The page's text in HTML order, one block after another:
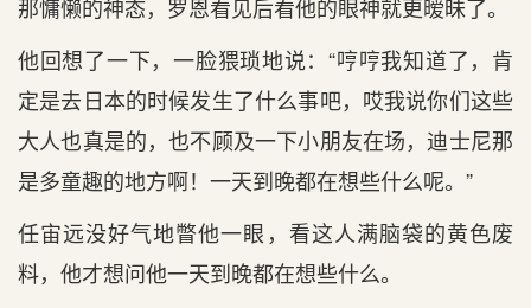
那慵懒的神态，罗恩看见后看他的眼神就更暧昧了。
他回想了一下，一脸猥琐地说：“哼哼我知道了，肯
定是去日本的时候发生了什么事吧，哎我说你们这些
大人也真是的，也不顾及一下小朋友在场，迪士尼那
是多童趣的地方啊！一天到晚都在想些什么呢。”
任宙远没好气地瞥他一眼，看这人满脑袋的黄色废
料，他才想问他一天到晚都在想些什么。